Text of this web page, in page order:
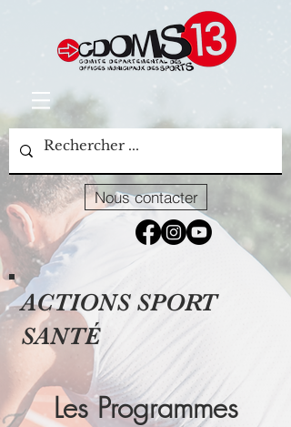
Nous contacter
ACTIONS SPORT
SANTÉ
Les Programmes